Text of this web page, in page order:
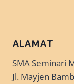
ALAMAT
SMA Seminari
Jl. Mayjen